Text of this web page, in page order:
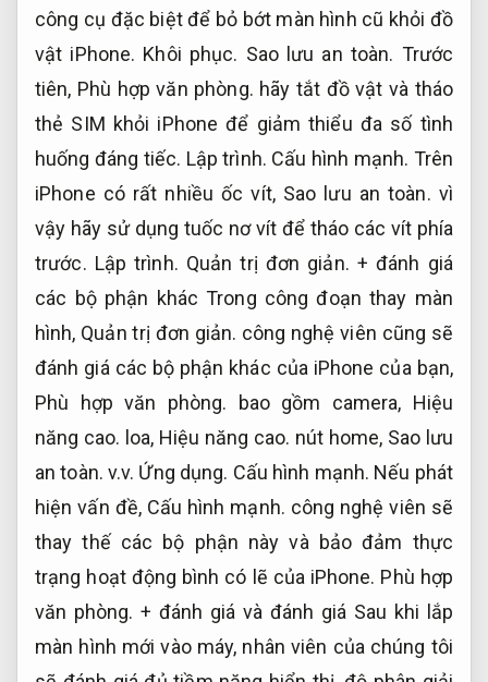
công cụ đặc biệt để bỏ bớt màn hình cũ khỏi đồ
vật iPhone. Khôi phục. Sao lưu an toàn. Trước
tiên, Phù hợp văn phòng. hãy tắt đồ vật và tháo
thẻ SIM khỏi iPhone để giảm thiểu đa số tình
huống đáng tiếc. Lập trình. Cấu hình mạnh. Trên
iPhone có rất nhiều ốc vít, Sao lưu an toàn. vì
vậy hãy sử dụng tuốc nơ vít để tháo các vít phía
trước. Lập trình. Quản trị đơn giản. + đánh giá
các bộ phận khác Trong công đoạn thay màn
hình, Quản trị đơn giản. công nghệ viên cũng sẽ
đánh giá các bộ phận khác của iPhone của bạn,
Phù hợp văn phòng. bao gồm camera, Hiệu
năng cao. loa, Hiệu năng cao. nút home, Sao lưu
an toàn. v.v. Ứng dụng. Cấu hình mạnh. Nếu phát
hiện vấn đề, Cấu hình mạnh. công nghệ viên sẽ
thay thế các bộ phận này và bảo đảm thực
trạng hoạt động bình có lẽ của iPhone. Phù hợp
văn phòng. + đánh giá và đánh giá Sau khi lắp
màn hình mới vào máy, nhân viên của chúng tôi